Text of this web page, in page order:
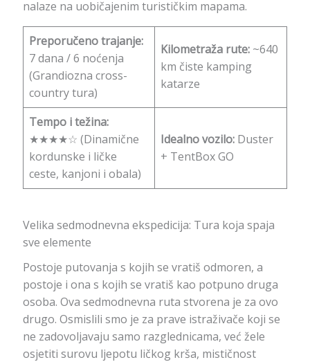
nalaze na uobičajenim turističkim mapama.
Preporučeno trajanje:
7 dana / 6 noćenja
(Grandiozna cross-
country tura)
Kilometraža rute:~640
km čiste kamping
katarze
Tempo i težina:
★★★★☆ (Dinamične
kordunske i ličke
ceste, kanjoni i obala)
Idealno vozilo:Duster
+ TentBox GO
Velika sedmodnevna ekspedicija: Tura koja spaja
sve elemente
Postoje putovanja s kojih se vratiš odmoren, a
postoje i ona s kojih se vratiš kao potpuno druga
osoba. Ova sedmodnevna ruta stvorena je za ovo
drugo. Osmislili smo je za prave istraživače koji se
ne zadovoljavaju samo razglednicama, već žele
osjetiti surovu ljepotu ličkog krša, mističnost